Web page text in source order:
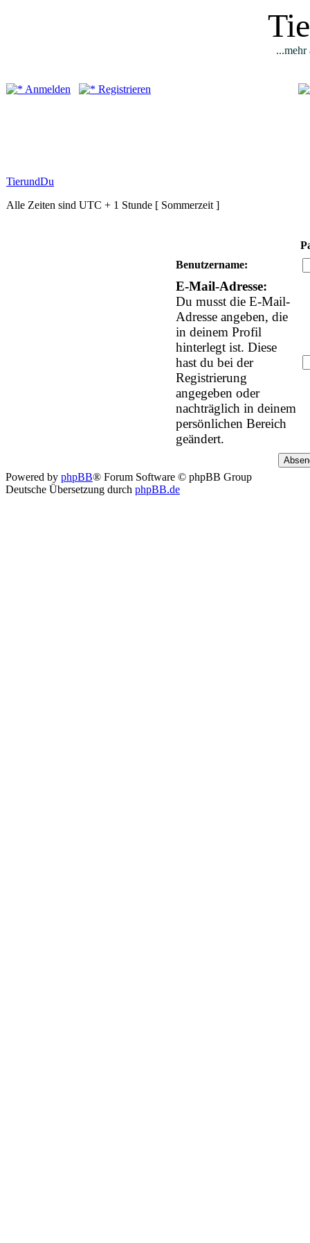
...mehr
Anmelden Registrieren
TierundDu
Alle Zeiten sind UTC + 1 Stunde [ Sommerzeit ]
Benutzername:
E-Mail-Adresse:
Du musst die E-Mail-
Adresse angeben, die
in deinem Profil
hinterlegt ist. Diese
hast du bei der
Registrierung
angegeben oder
nachträglich in deinem
persönlichen Bereich
geändert.
Powered by phpBB® Forum Software © phpBB Group
Deutsche Übersetzung durch phpBB.de